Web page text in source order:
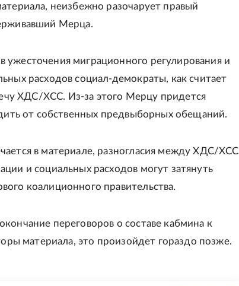
неизбежно разочарует правый
Мерца.
ужесточения миграционного регулирования и
расходов социал-демократы, как считает
ХДС/ХСС. Из-за этого Мерцу придется
от собственных предвыборных обещаний.
в материале, разногласия между ХДС/ХСС
и социальных расходов могут затянуть
коалиционного правительства.
переговоров о составе кабмина к
материала, это произойдет гораздо позже.